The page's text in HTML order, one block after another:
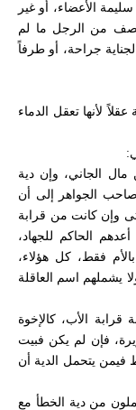
الأعضاء، أو غير
من الرجل ما لم
جراحة، أو طرفاً
لأنها تعقل الدماء
مال الجاني، وإن دية
الجواهر إلى أن
وإن كانت من قرابة
الحاكم للجهاد،
فقط، كل هؤلاء،
يشملهم اسم العاقلة
قرابة الأب، كالإخوة
فإن لم يكن فبيت
فيمن يتحمل الدية أن
من دية الخطأ مع